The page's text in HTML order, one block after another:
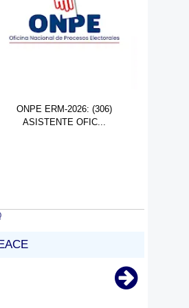
ONPE ERM-2026: (306)
ASISTENTE OFIC...